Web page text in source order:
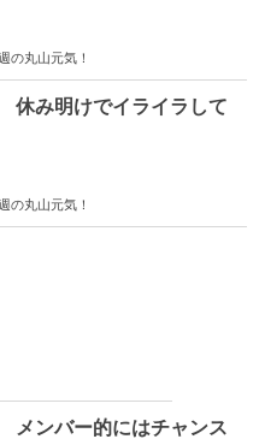
の丸山元気！
休み明けでイライラして
の丸山元気！
メンバー的にはチャンス